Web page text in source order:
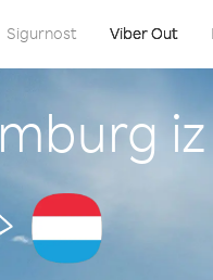
Sigurnost Viber Out